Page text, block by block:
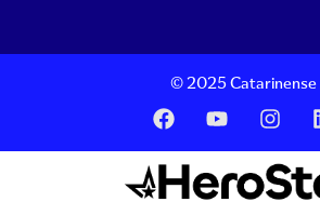
© 2025 Catarinense
F
a
c
e
b
Y
o
u
t
u
I
n
s
t
a